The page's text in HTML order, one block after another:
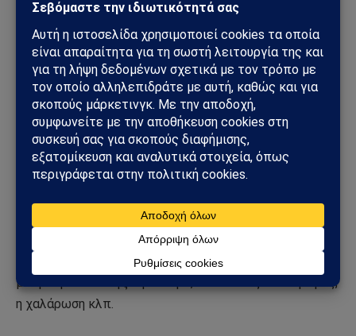
Neuroscience & Biobehavioral Reviews το 2019, οι
ερευνητές τόνισαν ότι υπάρχουν άφθονα στοιχεία που
υποδηλώνουν ότι η υπερβολική πρόσληψη ζάχαρης
μπορεί να αλλάξει το τμήμα του εγκεφάλου που είναι
υπεύθυνο για την επεξεργασία των συναισθημάτων, τη
νόηση και τη μνήμη και να οδηγήσει σε διαταραχές της
διάθεσης, όπως η κατάθλιψη, το άγχος και ο φόβος.
Ως εκ τούτου, μπορούμε να προσπαθήσουμε να
τρόπους, όπως η βελτίωση της άποψής μας για τον
κόσμο, η βελτίωση των προσδοκιών μας από τους
ανθρώπους γύρω μας, η εστίαση σε πράγματα που
μπορούμε να ελέγξουμε τώρα, ο τακτικός διαλογισμός,
η χαλάρωση κλπ.